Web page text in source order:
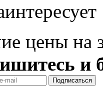
цены на
и